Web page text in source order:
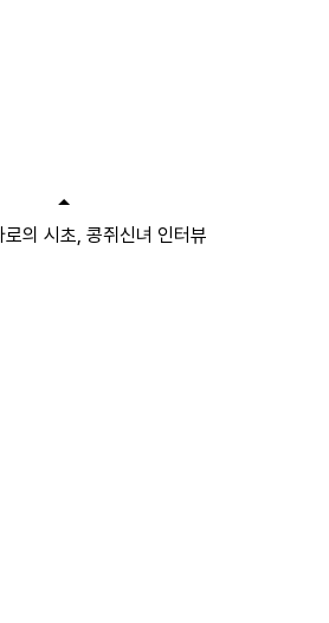
의 시초, 콩쥐신녀 인터뷰